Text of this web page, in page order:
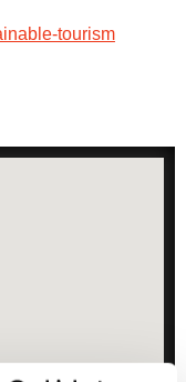
tourism